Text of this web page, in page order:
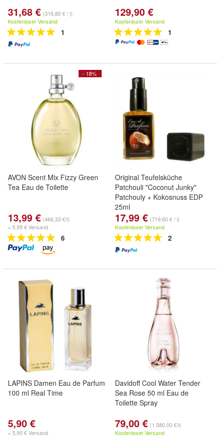
31,68 € (316,80 € / l)
Kostenloser Versand
1
129,90 €
Kostenloser Versand
1
- 18%
AVON Scent Mix Fizzy Green
Tea Eau de Toilette
13,99 € (466,33 €/l)
+ 5,95 € Versand
6
Original Teufelsküche
Patchouli "Coconut Junky"
Patchouly + Kokosnuss EDP
25ml
17,99 € (719,60 € / l)
Kostenloser Versand
2
LAPINS Damen Eau de Parfum
100 ml Real Time
5,90 €
+ 5,90 € Versand
Davidoff Cool Water Tender
Sea Rose 50 ml Eau de
Toilette Spray
79,00 € (1.580,00 €/l)
Kostenloser Versand